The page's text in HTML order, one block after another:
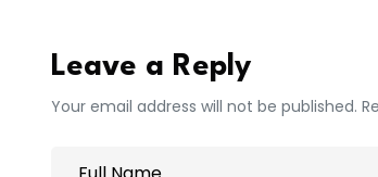
Leave a Reply
Your email address will not be published.